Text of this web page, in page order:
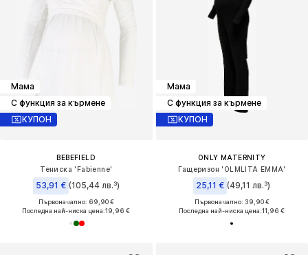
Мама
С функция за кърмене
КУПОН
BEBEFIELD
Тениска 'Fabienne'
53,91 € (105,44 лв.³)
Първоначално: 69,90 €
Последна най-ниска цена:19,96 €
Мама
С функция за кърмене
КУПОН
ONLY MATERNITY
Гащеризон 'OLMLITA EMMA'
25,11 € (49,11 лв.³)
Първоначално: 39,90 €
Последна най-ниска цена:11,96 €